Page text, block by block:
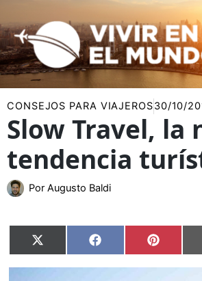
al
contenido
CONSEJOS PARA VIAJEROS30/10/
Slow Travel, la
tendencia
Por Augusto Baldi
Compartir
en
X
(Twitter)
Compartir
en
Facebook
en
Pinterest